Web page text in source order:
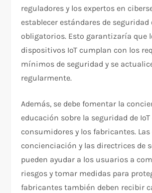
reguladores y los expertos en
establecer estándares de seguridad
obligatorios. Esto garantizaría que
dispositivos IoT cumplan con los
mínimos de seguridad y se
regularmente.
Además, se debe fomentar la
educación sobre la seguridad de
consumidores y los fabricantes.
concienciación y las directrices de
pueden ayudar a los usuarios a
riesgos y tomar medidas para
fabricantes también deben recibir